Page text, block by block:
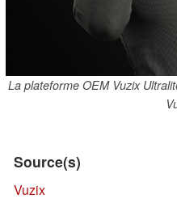
La plateforme OEM Vuzix
Source(s)
Vuzix